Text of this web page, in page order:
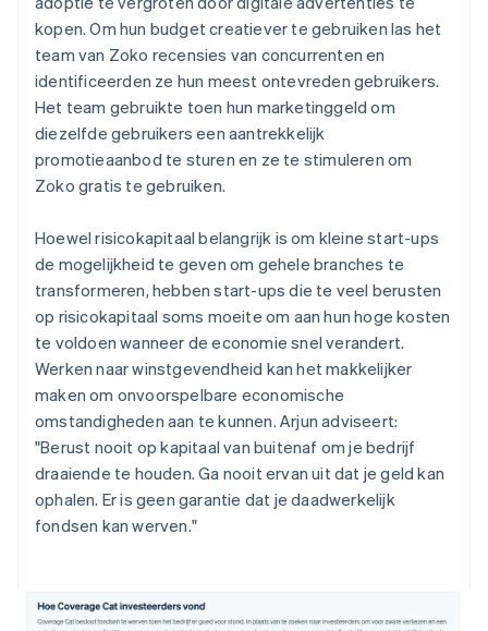
kopen. Om hun budget creatiever te gebruiken las het
team van Zoko recensies van concurrenten en
identificeerden ze hun meest ontevreden gebruikers.
Het team gebruikte toen hun marketinggeld om
diezelfde gebruikers een aantrekkelijk
promotieaanbod te sturen en ze te stimuleren om
Zoko gratis te gebruiken.
Hoewel risicokapitaal belangrijk is om kleine start-ups
de mogelijkheid te geven om gehele branches te
transformeren, hebben start-ups die te veel berusten
op risicokapitaal soms moeite om aan hun hoge kosten
te voldoen wanneer de economie snel verandert.
Werken naar winstgevendheid kan het makkelijker
maken om onvoorspelbare economische
omstandigheden aan te kunnen. Arjun adviseert:
"Berust nooit op kapitaal van buitenaf om je bedrijf
draaiende te houden. Ga nooit ervan uit dat je geld kan
ophalen. Er is geen garantie dat je daadwerkelijk
fondsen kan werven."